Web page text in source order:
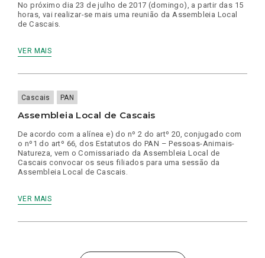
No próximo dia 23 de julho de 2017 (domingo), a partir das 15
horas, vai realizar-se mais uma reunião da Assembleia Local
de Cascais.
VER MAIS
Cascais PAN
Assembleia Local de Cascais
De acordo com a alínea e) do nº 2 do artº 20, conjugado com
o nº1 do artº 66, dos Estatutos do PAN – Pessoas-Animais-
Natureza, vem o Comissariado da Assembleia Local de
Cascais convocar os seus filiados para uma sessão da
Assembleia Local de Cascais.
VER MAIS